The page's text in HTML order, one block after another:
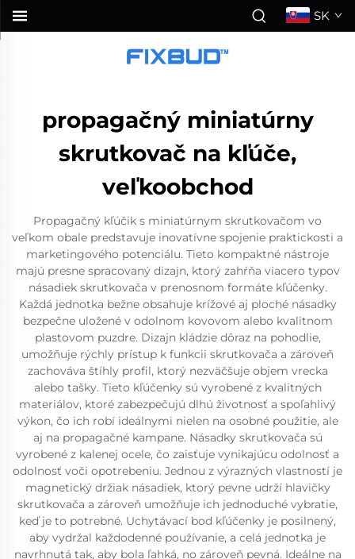
SK
propagačný miniatúrny
skrutkovač na kľúče,
veľkoobchod
Propagačný kľúčik s miniatúrnym skrutkovačom vo
veľkom obale predstavuje inovatívne spojenie praktickosti a
marketingového potenciálu. Tieto kompaktné nástroje
majú presne spracovaný dizajn, ktorý zahŕňa viacero typov
násadiek skrutkovača v prenosnom formáte kľúčenky.
Každá jednotka bežne obsahuje krížové aj ploché násadky
bezpečne uložené v odolnom kovovom alebo kvalitnom
plastovom puzdre. Dizajn kládzie dôraz na pohodlie,
umožňuje rýchly prístup k funkcii skrutkovača a zároveň
zachováva štíhly profil, ktorý nezväčšuje objem vrecka
alebo tašky. Tieto kľúčenky sú vyrobené z kvalitných
materiálov, ktoré zabezpečujú dlhú životnosť a spoľahlivý
výkon, čo ich robí ideálnymi nielen na osobné použitie, ale
aj na propagačné kampane. Násadky skrutkovača sú
vyrobené z kalenej ocele, čo zaisťuje vynikajúcu odolnosť a
odolnosť voči opotrebeniu. Jednou z výrazných vlastností je
magnetický držiak násadiek, ktorý pevne udrží hlavičky
skrutkovača a zároveň umožňuje ich jednoduché vybratie,
keď je to potrebné. Uchytávací bod kľúčenky je posilnený,
aby vydržal každodenné používanie, a celá jednotka je
navrhnutá tak, aby bola ľahká, no zároveň pevná. Ideálne na